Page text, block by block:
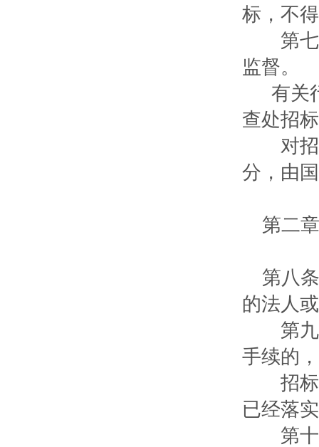
标，不
第七
监督。
有关行
查处招
对招
分，由
第二
第八条
的法人
第九
手续的
招标
已经落
第十